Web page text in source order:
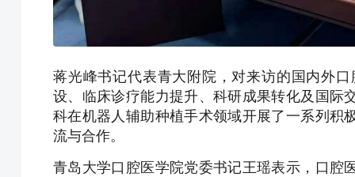
蒋光峰书记代表青大附院，对来访的国内外
设、临床诊疗能力提升、科研成果转化及国际
科在机器人辅助种植手术领域开展了一系列积
流与合作。
青岛大学口腔医学院党委书记王瑶表示，口腔